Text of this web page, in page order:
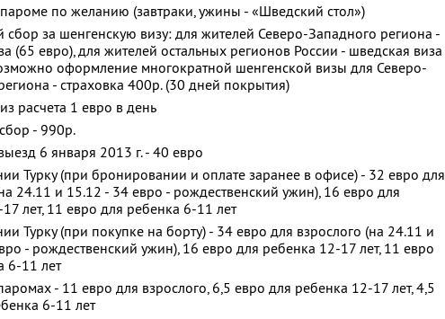
по желанию (завтраки, ужины - «Шведский стол»)
сбор за шенгенскую визу: для жителей Северо-Западного региона -
(65 евро), для жителей остальных регионов России - шведская виза
оформление многократной шенгенской визы для Северо-
- страховка 400р. (30 дней покрытия)
расчета 1 евро в день
- 990р.
6 января 2013 г. - 40 евро
Турку (при бронировании и оплате заранее в офисе) - 32 евро для
24.11 и 15.12 - 34 евро - рождественский ужин), 16 евро для
лет, 11 евро для ребенка 6-11 лет
Турку (при покупке на борту) - 34 евро для взрослого (на 24.11 и
- рождественский ужин), 16 евро для ребенка 12-17 лет, 11 евро
6-11 лет
- 11 евро для взрослого, 6,5 евро для ребенка 12-17 лет, 4,5
6-11 лет